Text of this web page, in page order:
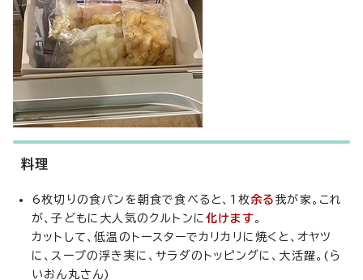
料理
6枚切りの食パンを朝食で食べると、1枚余る 我が家。これ
が、子どもに大人気のクルトンに 化けます 。
カットして、低温のトースターでカリカリに焼くと、オヤツ
に、スープの浮き実に、サラダのトッピングに、大活躍。(ら
いおん丸さん)